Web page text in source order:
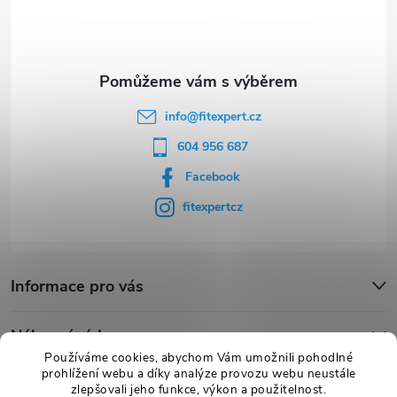
Používáme cookies, abychom Vám umožnili pohodlné
prohlížení webu a díky analýze provozu webu neustále
zlepšovali jeho funkce, výkon a použitelnost.
info@fitexpert.cz
604 956 687
Facebook
fitexpertcz
Informace pro vás
Nákupní rádce
Novinky